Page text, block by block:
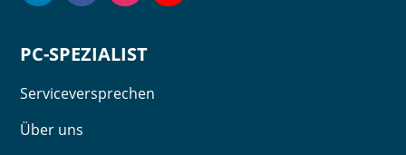
PC-SPEZIALIST
Serviceversprechen
Über uns